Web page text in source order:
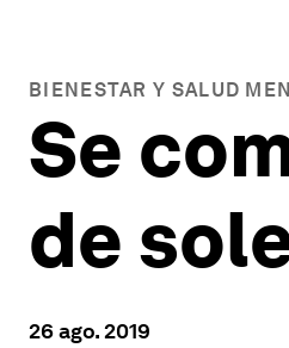
BIENESTAR Y SALUD
Se
de
26 ago. 2019